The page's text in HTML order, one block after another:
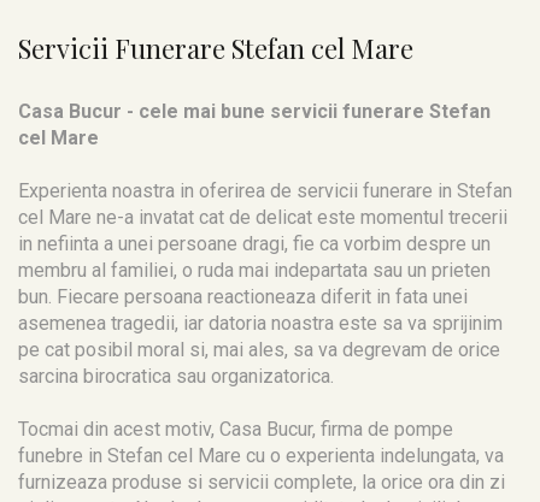
Servicii Funerare Stefan cel Mare
Casa Bucur - cele mai bune servicii funerare Stefan
cel Mare
Experienta noastra in oferirea de servicii funerare in Stefan
cel Mare ne-a invatat cat de delicat este momentul trecerii
in nefiinta a unei persoane dragi, fie ca vorbim despre un
membru al familiei, o ruda mai indepartata sau un prieten
bun. Fiecare persoana reactioneaza diferit in fata unei
asemenea tragedii, iar datoria noastra este sa va sprijinim
pe cat posibil moral si, mai ales, sa va degrevam de orice
sarcina birocratica sau organizatorica.
Tocmai din acest motiv, Casa Bucur, firma de pompe
funebre in Stefan cel Mare cu o experienta indelungata, va
furnizeaza produse si servicii complete, la orice ora din zi